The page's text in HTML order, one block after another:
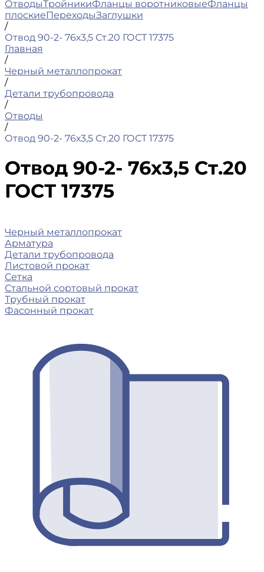
ОтводыТройникиФланцы воротниковыеФланцы
плоскиеПереходыЗаглушки
/
Отвод 90-2- 76х3,5 Ст.20 ГОСТ 17375
Главная
/
Черный металлопрокат
/
Детали трубопровода
/
Отводы
/
Отвод 90-2- 76х3,5 Ст.20 ГОСТ 17375
Отвод 90-2- 76х3,5 Ст.20
ГОСТ 17375
Черный металлопрокат
Арматура
Детали трубопровода
Листовой прокат
Сетка
Стальной сортовый прокат
Трубный прокат
Фасонный прокат